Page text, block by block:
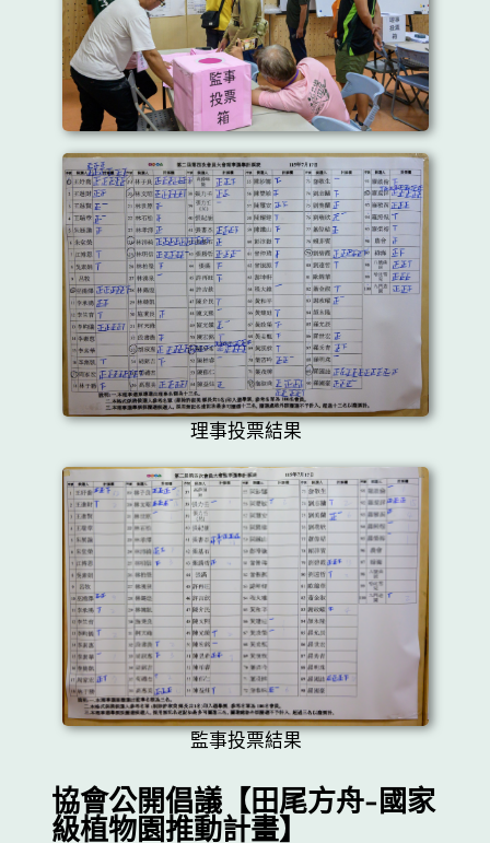
理事投票結果
監事投票結果
協會公開倡議【田尾方舟-國家
級植物園推動計畫】